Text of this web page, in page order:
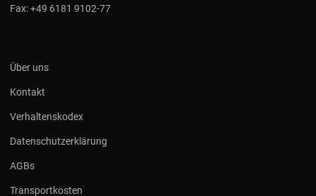
Fax:+49 6181 9102-77
Über uns
Kontakt
Verhaltenskodex
Datenschutzerklärung
AGBs
Transportkosten